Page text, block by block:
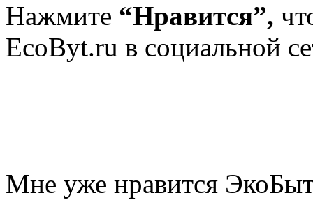
Нажмите “Нравится”,
EcoByt.ru в социальной
Мне уже нравится